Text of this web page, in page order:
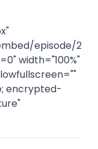
episode/
width="100%"
encrypted-